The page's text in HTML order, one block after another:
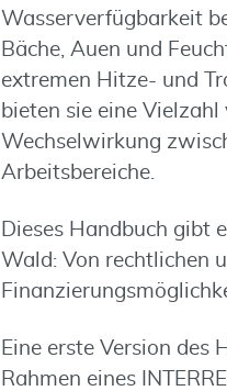
Wasserverfügbarkeit
Bäche, Auen und
extremen Hitze- und
bieten sie eine
Wechselwirkung
Arbeitsbereiche.
Dieses Handbuch gibt
Wald: Von rechtlichen
Eine erste Version des
Rahmen eines